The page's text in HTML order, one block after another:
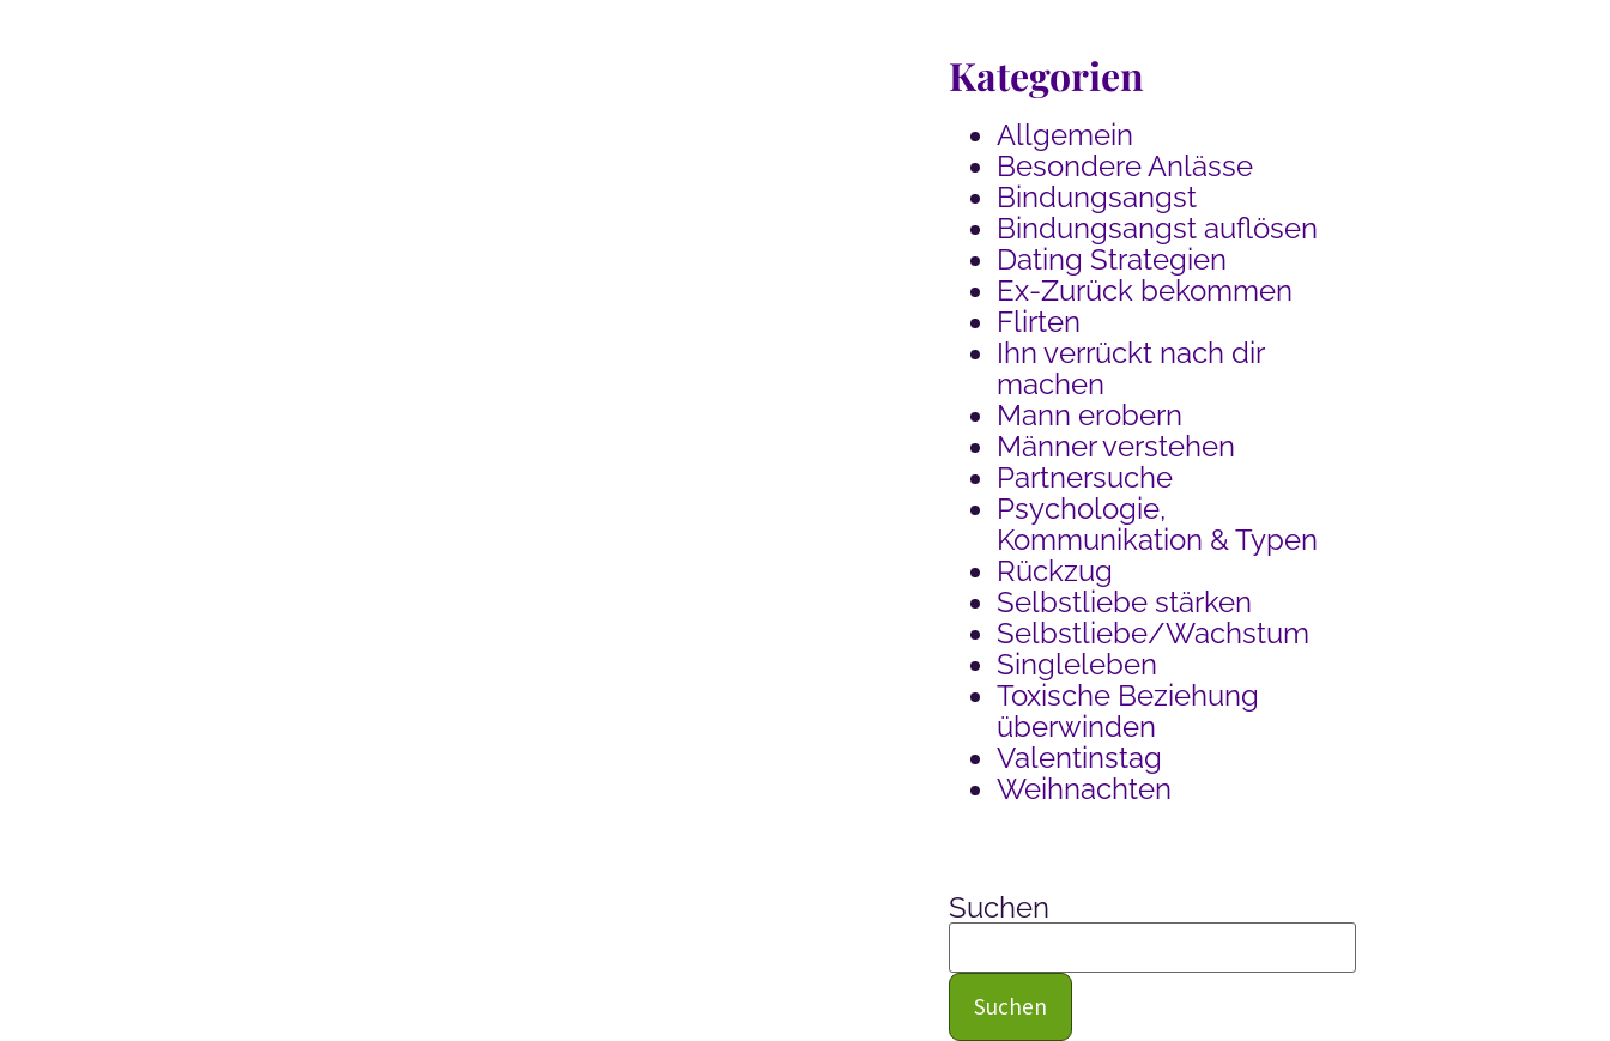
Kategorien
Allgemein
Besondere Anlässe
Bindungsangst
Bindungsangst auflösen
Dating Strategien
Ex-Zurück bekommen
Flirten
Ihn verrückt nach dir
machen
Mann erobern
Männer verstehen
Partnersuche
Psychologie,
Kommunikation & Typen
Rückzug
Selbstliebe stärken
Selbstliebe/Wachstum
Singleleben
Toxische Beziehung
überwinden
Valentinstag
Weihnachten
Suchen
Suchen